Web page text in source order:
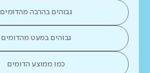
גבוהים בהרבה מהדומים
גבוהים במעט מהדומים
כמו ממוצע הדומים